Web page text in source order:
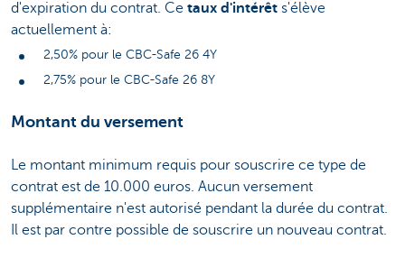
d'expiration du contrat. Ce taux d'intérêt s'élève
actuellement à:
2,50% pour le CBC-Safe 26 4Y
2,75% pour le CBC-Safe 26 8Y
Montant du versement
Le montant minimum requis pour souscrire ce type de
contrat est de 10.000 euros. Aucun versement
supplémentaire n'est autorisé pendant la durée du contrat.
Il est par contre possible de souscrire un nouveau contrat.